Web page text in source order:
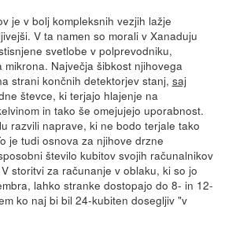
je v bolj kompleksnih vezjih lažje
V ta namen so morali v Xanaduju
svetlobe v polprevodniku,
Največja šibkost njihovega
strani končnih detektorjev stanj, saj
števce, ki terjajo hlajenje na
in tako še omejujejo uporabnost.
razvili naprave, ki ne bodo terjale tako
je tudi osnova za njihove drzne
število kubitov svojih računalnikov
storitvi za računanje v oblaku, ki so jo
lahko stranke dostopajo do 8- in 12-
ko naj bi bil 24-kubiten dosegljiv "v